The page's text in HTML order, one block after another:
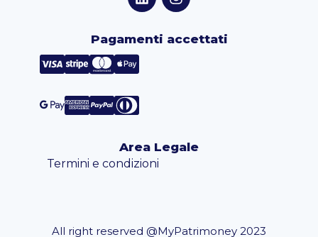
Pagamenti accettati
Area Legale
Termini e condizioni
All right reserved @MyPatrimoney 2023